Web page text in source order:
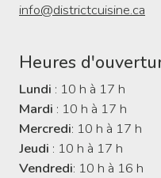
info@districtcuisine.ca
Heures
Lundi : 10 h à 17 h
Mardi : 10 h à 17 h
Mercredi: 10 h à 17 h
Jeudi : 10 h à 17 h
Vendredi: 10 h à 16 h